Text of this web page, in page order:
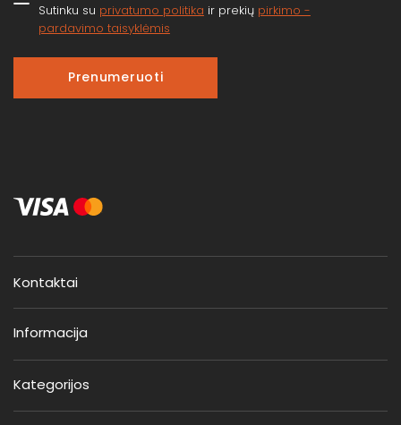
Kontaktai
Informacija
Kategorijos
Sutinku su privatumo politika ir prekių pirkimo -
pardavimo taisyklėmis
Prenumeruoti